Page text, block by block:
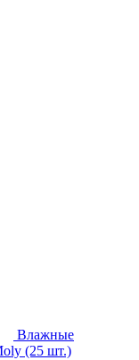
Влажные
(25 шт.)